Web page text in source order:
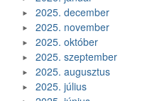
2025. december
2025. november
2025. október
2025. szeptember
2025. augusztus
2025. július